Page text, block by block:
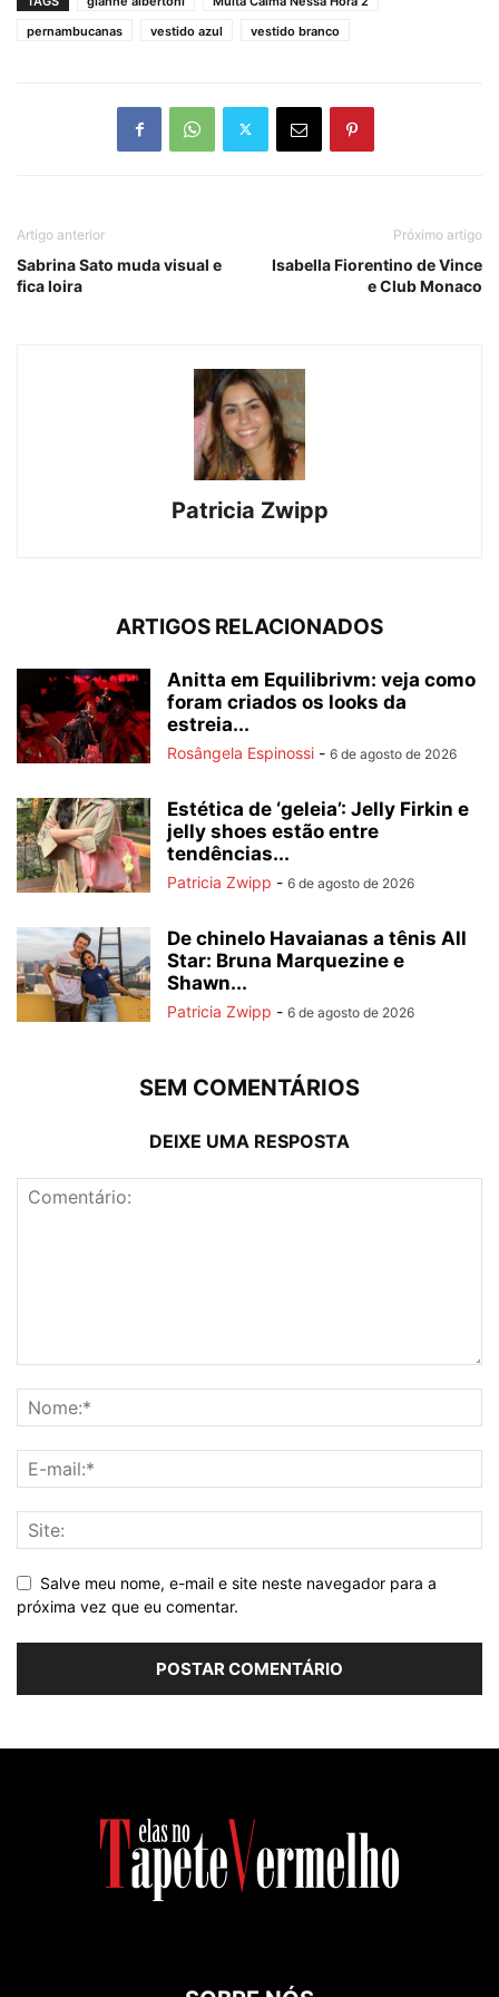
pernambucanas
vestido azul vestido branco
Artigo anterior
Sabrina Sato muda visual e
fica loira
Próximo artigo
Isabella Fiorentino de Vince
e Club Monaco
Patricia Zwipp
ARTIGOS RELACIONADOS
Anitta em Equilibrivm: veja como
foram criados os looks da
estreia...
Rosângela Espinossi - 6 de agosto de 2026
Estética de ‘geleia’: Jelly Firkin e
jelly shoes estão entre
tendências...
Patricia Zwipp - 6 de agosto de 2026
De chinelo Havaianas a tênis All
Star: Bruna Marquezine e
Shawn...
Patricia Zwipp - 6 de agosto de 2026
SEM COMENTÁRIOS
DEIXE UMA RESPOSTA
Salve meu nome, e-mail e site neste navegador para a
próxima vez que eu comentar.